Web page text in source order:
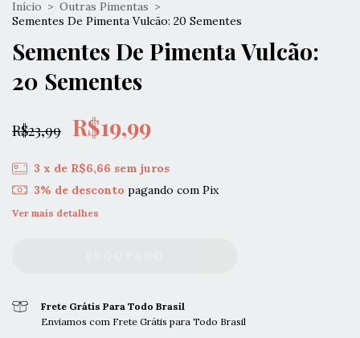
Início > Outras Pimentas >
Sementes De Pimenta Vulcão: 20 Sementes
Sementes De Pimenta Vulcão:
20 Sementes
R$23,99 R$19,99
3 x de R$6,66 sem juros
3% de desconto pagando com Pix
Ver mais detalhes
Frete Grátis Para Todo Brasil
Enviamos com Frete Grátis para Todo Brasil